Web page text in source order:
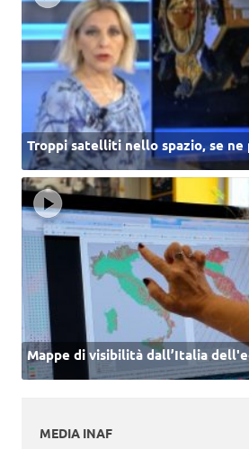
Troppi satelliti nello spazio, se ne
Mappe di visibilità dall’Italia
MEDIA INAF